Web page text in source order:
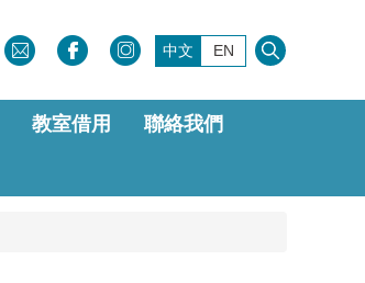
中文 EN
教室借用 聯絡我們